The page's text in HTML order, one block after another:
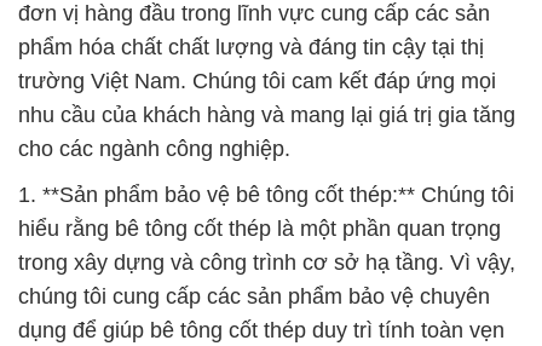
đơn vị hàng đầu trong lĩnh vực cung cấp các sản
phẩm hóa chất chất lượng và đáng tin cậy tại thị
trường Việt Nam. Chúng tôi cam kết đáp ứng mọi
nhu cầu của khách hàng và mang lại giá trị gia tăng
cho các ngành công nghiệp.
1. **Sản phẩm bảo vệ bê tông cốt thép:** Chúng tôi
hiểu rằng bê tông cốt thép là một phần quan trọng
trong xây dựng và công trình cơ sở hạ tầng. Vì vậy,
chúng tôi cung cấp các sản phẩm bảo vệ chuyên
dụng để giúp bê tông cốt thép duy trì tính toàn vẹn